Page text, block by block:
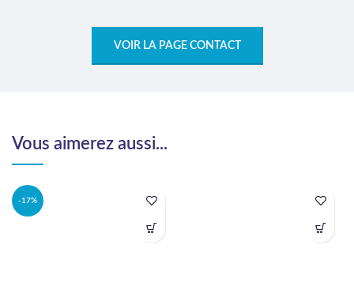
VOIR LA PAGE CONTACT
Vous aimerez aussi...
-17%